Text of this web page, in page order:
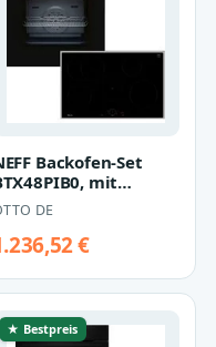
Backofen-Set
mit
Pyrolyse-
DE
€
★ Bestpreis